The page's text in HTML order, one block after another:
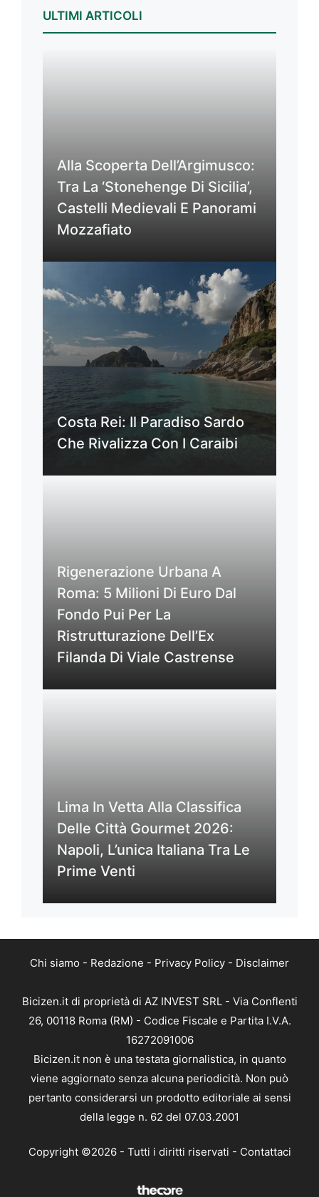
ULTIMI ARTICOLI
Alla Scoperta Dell’Argimusco:
Tra La ‘Stonehenge Di Sicilia’,
Castelli Medievali E Panorami
Mozzafiato
Costa Rei: Il Paradiso Sardo
Che Rivalizza Con I Caraibi
Rigenerazione Urbana A
Roma: 5 Milioni Di Euro Dal
Fondo Pui Per La
Ristrutturazione Dell’Ex
Filanda Di Viale Castrense
Lima In Vetta Alla Classifica
Delle Città Gourmet 2026:
Napoli, L’unica Italiana Tra Le
Prime Venti
Chi siamo - Redazione - Privacy Policy - Disclaimer
Bicizen.it di proprietà di AZ INVEST SRL - Via Conflenti
26, 00118 Roma (RM) - Codice Fiscale e Partita I.V.A.
16272091006
Bicizen.it non è una testata giornalistica, in quanto
viene aggiornato senza alcuna periodicità. Non può
pertanto considerarsi un prodotto editoriale ai sensi
della legge n. 62 del 07.03.2001
Copyright ©2026 - Tutti i diritti riservati - Contattaci